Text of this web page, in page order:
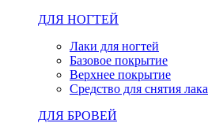
ДЛЯ НОГТЕЙ
Лаки для ногтей
Базовое покрытие
Верхнее покрытие
Средство для снятия лака
ДЛЯ БРОВЕЙ